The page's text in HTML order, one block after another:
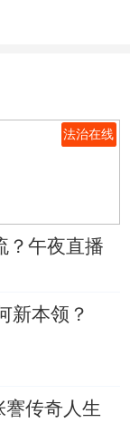
法治在线
？午夜直播
新本领？
传奇人生